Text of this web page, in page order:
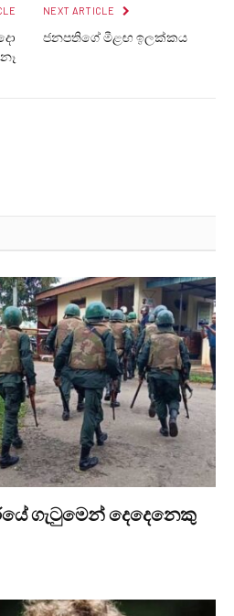
NEXT ARTICLE
ජනපතිගේ මීළඟ ඉලක්කය
ගැටුමෙන් දෙදෙනෙකු